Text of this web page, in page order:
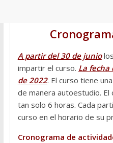
A partir del 30 de junio
impartir el curso. La fecha
de 2022. El curso tiene
de manera autoestudio. El
tan solo 6 horas. Cada
curso en el horario de su
Cronograma de